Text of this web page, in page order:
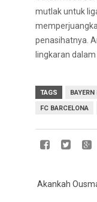
mutlak untuk
penasihatnya.
lingkaran dalam
TAGS
FC BARCELONA
Akankah